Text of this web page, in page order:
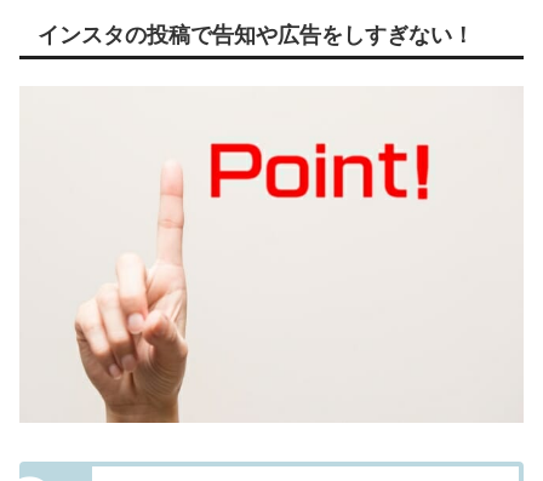
インスタの投稿で告知や広告をしすぎない！